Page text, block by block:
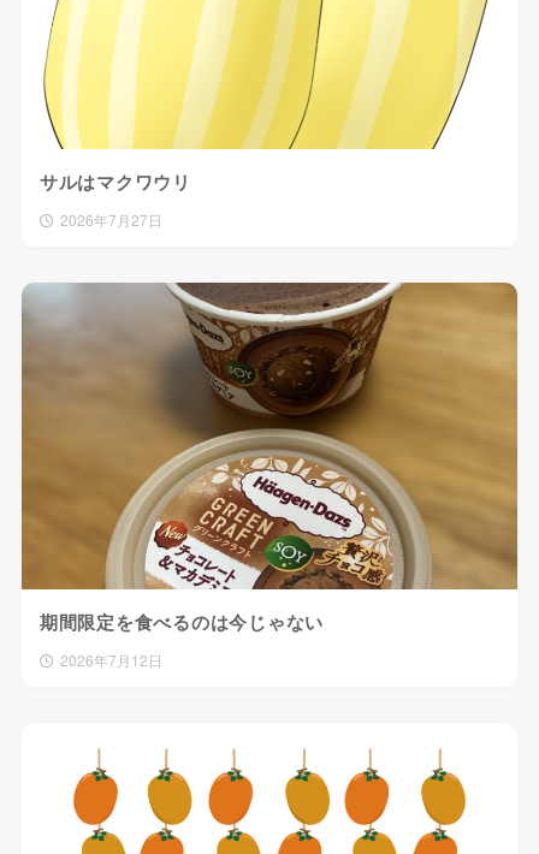
サルはマクワウリ
2026年7月27日
期間限定を食べるのは今じゃない
2026年7月12日